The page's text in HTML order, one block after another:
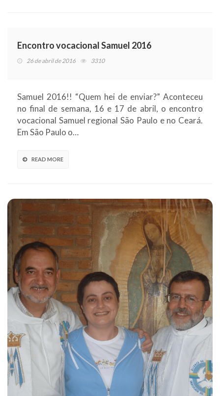
Encontro vocacional Samuel 2016
26 de abril de 2016 3310
Samuel 2016!! “Quem hei de enviar?” Aconteceu
no final de semana, 16 e 17 de abril, o encontro
vocacional Samuel regional São Paulo e no Ceará.
Em São Paulo o…
READ MORE